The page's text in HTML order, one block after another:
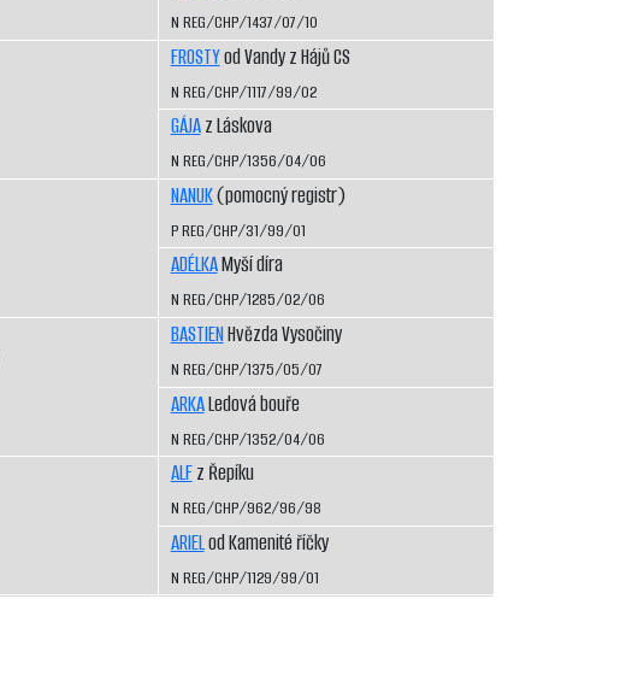
N REG/CHP/1437/07/10
FROSTYod Vandy z Hájů CS
N REG/CHP/1117/99/02
GÁJAz Láskova
N REG/CHP/1356/04/06
NANUK(pomocný registr)
P REG/CHP/31/99/01
ADÉLKAMyší díra
N REG/CHP/1285/02/06
BASTIENHvězda Vysočiny
N REG/CHP/1375/05/07
ARKALedová bouře
N REG/CHP/1352/04/06
ALFz Řepíku
N REG/CHP/962/96/98
ARIELod Kamenité říčky
N REG/CHP/1129/99/01